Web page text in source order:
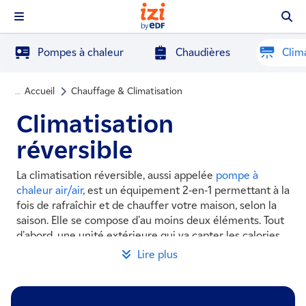
Pompes à chaleur Chaudières
… Accueil Chauffage & Climatisation
Climatisation
réversible
La climatisation réversible, aussi appelée pompe à
chaleur air/air, est un équipement 2-en-1 permettant à la
fois de rafraîchir et de chauffer votre maison, selon la
saison. Elle se compose d'au moins deux éléments. Tout
d'abord, une unité extérieure qui va capter les calories
présentes dans l’air. Elles sont ensuite transformées puis
diffusées en chaud ou en froid dans le logement, grâce à
Lire plus